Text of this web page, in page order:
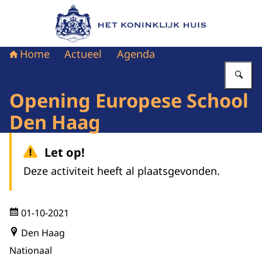
Naar de homepage van Het Koninklijk Huis
Home Actueel Agenda
Opening Europese School
Den Haag
Let op!
Deze activiteit heeft al plaatsgevonden.
01-10-2021
Den Haag
Nationaal